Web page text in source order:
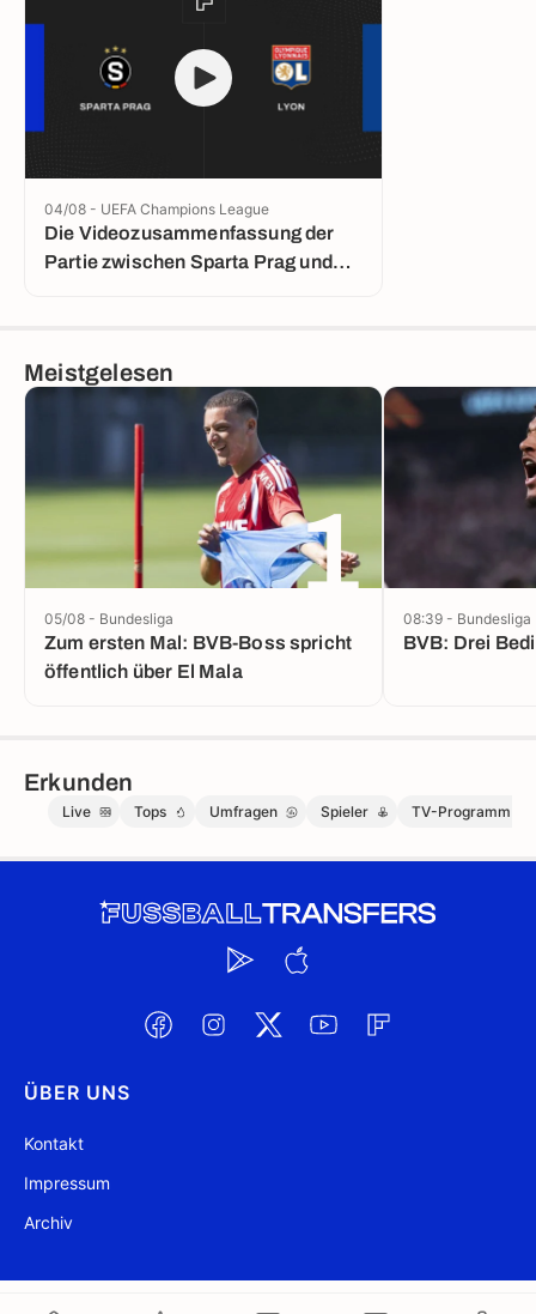
Die Videozusammenfassung der
Partie zwischen Sparta Prag und
04/08 - UEFA Champions League
Meistgelesen
1
Zum ersten Mal: BVB-Boss spricht
öffentlich über El Mala
05/08 - Bundesliga
BVB: Drei
08:39 - Bundesliga
Erkunden
Live Tops Umfragen Spieler TV-Programm
ÜBER UNS
Kontakt
Impressum
Archiv